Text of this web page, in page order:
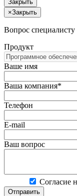
Закрыть
×Закрыть
Вопрос специалисту
Продукт
Ваше имя
Ваша компания*
Телефон
E-mail
Ваш вопрос
Согласие
Отправить